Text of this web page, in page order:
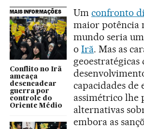
MAIS INFORMAÇÕES
Conflito no Irã
ameaça
desencadear
guerra por
controle do
Oriente Médio
Um confronto
maior potência
mundo seria
o Irã. Mas as
geoestratégicas
capacidades de
assimétrico lhe
alternativas
embora as